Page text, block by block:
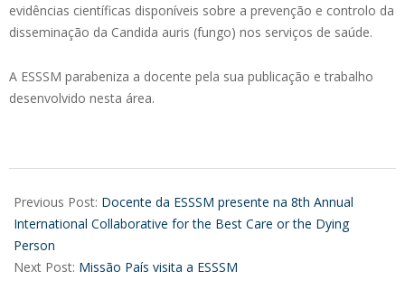
evidências científicas disponíveis sobre a prevenção e controlo da
disseminação da Candida auris (fungo) nos serviços de saúde.
A ESSSM parabeniza a docente pela sua publicação e trabalho
desenvolvido nesta área.
11-
20
Previous Post: Docente da ESSSM presente na 8th Annual
International Collaborative for the Best Care or the Dying
Person
Next Post: Missão País visita a ESSSM